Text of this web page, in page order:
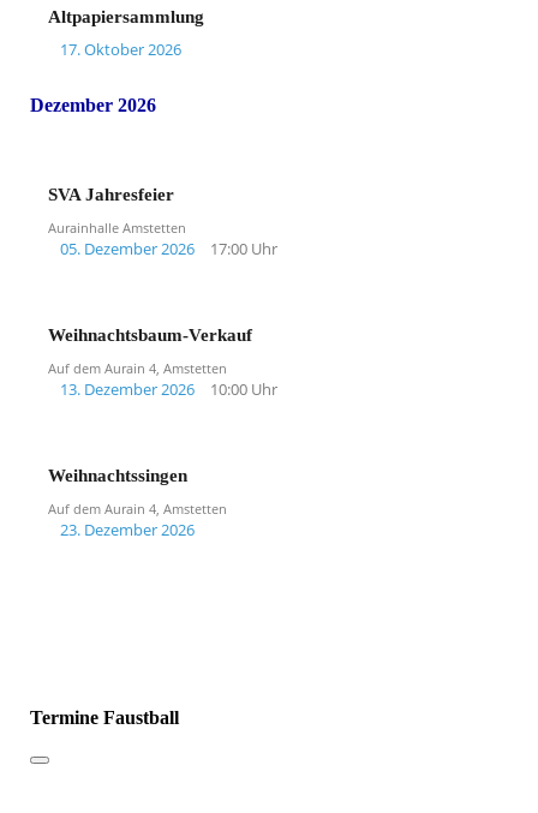
Altpapiersammlung
17. Oktober 2026
Dezember 2026
SVA Jahresfeier
Aurainhalle Amstetten
05. Dezember 2026 17:00 Uhr
Weihnachtsbaum-Verkauf
Auf dem Aurain 4, Amstetten
13. Dezember 2026 10:00 Uhr
Weihnachtssingen
Auf dem Aurain 4, Amstetten
23. Dezember 2026
Termine Faustball